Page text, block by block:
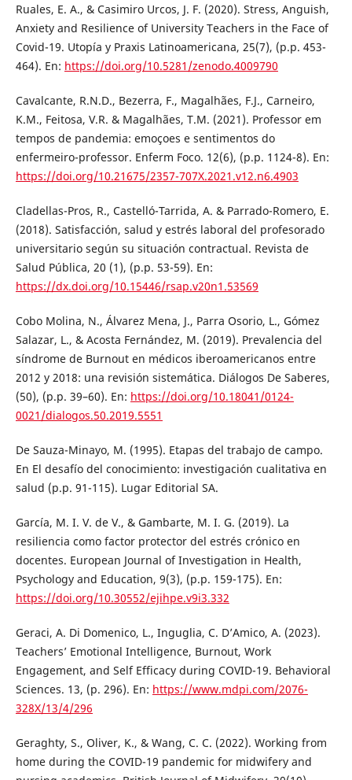
Ruales, E. A., & Casimiro Urcos, J. F. (2020). Stress, Anguish,
Anxiety and Resilience of University Teachers in the Face of
Covid-19. Utopía y Praxis Latinoamericana, 25(7), (p.p. 453-
464). En: https://doi.org/10.5281/zenodo.4009790
Cavalcante, R.N.D., Bezerra, F., Magalhães, F.J., Carneiro,
K.M., Feitosa, V.R. & Magalhães, T.M. (2021). Professor em
tempos de pandemia: emoçoes e sentimentos do
enfermeiro-professor. Enferm Foco. 12(6), (p.p. 1124-8). En:
https://doi.org/10.21675/2357-707X.2021.v12.n6.4903
Cladellas-Pros, R., Castelló-Tarrida, A. & Parrado-Romero, E.
(2018). Satisfacción, salud y estrés laboral del profesorado
universitario según su situación contractual. Revista de
Salud Pública, 20 (1), (p.p. 53-59). En:
https://dx.doi.org/10.15446/rsap.v20n1.53569
Cobo Molina, N., Álvarez Mena, J., Parra Osorio, L., Gómez
Salazar, L., & Acosta Fernández, M. (2019). Prevalencia del
síndrome de Burnout en médicos iberoamericanos entre
2012 y 2018: una revisión sistemática. Diálogos De Saberes,
(50), (p.p. 39–60). En: https://doi.org/10.18041/0124-
0021/dialogos.50.2019.5551
De Sauza-Minayo, M. (1995). Etapas del trabajo de campo.
En El desafío del conocimiento: investigación cualitativa en
salud (p.p. 91-115). Lugar Editorial SA.
García, M. I. V. de V., & Gambarte, M. I. G. (2019). La
resiliencia como factor protector del estrés crónico en
docentes. European Journal of Investigation in Health,
Psychology and Education, 9(3), (p.p. 159-175). En:
https://doi.org/10.30552/ejihpe.v9i3.332
Geraci, A. Di Domenico, L., Inguglia, C. D’Amico, A. (2023).
Teachers’ Emotional Intelligence, Burnout, Work
Engagement, and Self Efficacy during COVID-19. Behavioral
Sciences. 13, (p. 296). En: https://www.mdpi.com/2076-
328X/13/4/296
Geraghty, S., Oliver, K., & Wang, C. C. (2022). Working from
home during the COVID-19 pandemic for midwifery and